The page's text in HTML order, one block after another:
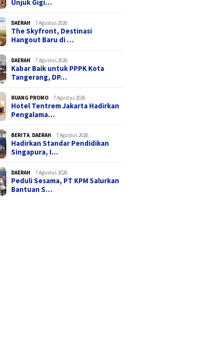
Unjuk Gigi…
DAERAH 7 Agustus 2026
The Skyfront, Destinasi
Hangout Baru di …
DAERAH 7 Agustus 2026
Kabar Baik untuk PPPK Kota
Tangerang, DP…
RUANG PROMO 7 Agustus 2026
Hotel Tentrem Jakarta Hadirkan
Pengalama…
BERITA, DAERAH 7 Agustus 2026
Hadirkan Standar Pendidikan
Singapura, I…
DAERAH 7 Agustus 2026
Peduli Sesama, PT KPM Salurkan
Bantuan S…